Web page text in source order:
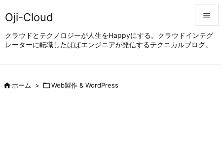
Oji-Cloud
クラウドとテクノロジーが人生をHappyにする。クラウドインテグ
レーターに転職したぱぱエンジニアが発信するテクニカルブログ。


メニュ
ホーム > Web製作 & WordPress